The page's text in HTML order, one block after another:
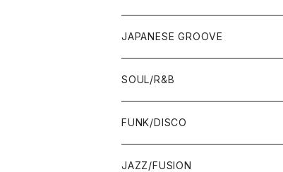
80'S OLD SCHOOL
EARLY 90'S MIDDLE〜NEW SCHOOL
LP
80'S OLD SCHOOL
EARLY 90'S MIDDLE〜NEW SCHOOL
12"/7"
80'S OLD SCHOOL〜EARLY 90'S
MID〜LATE 90'S
LP
80'S OLD SCHOOL〜EARLY 90'S
MID〜LATE 90'S
CD/TAPE
CD-R/DEMO/SAMPLE
JAPANESE GROOVE
LP
60'S/70'S
80'S
7"/12"
60'S/70'S
SOUL/R&B
LP
60'S/70'S
12"/7"
FUNK/DISCO
LP
JAZZ/FUSION